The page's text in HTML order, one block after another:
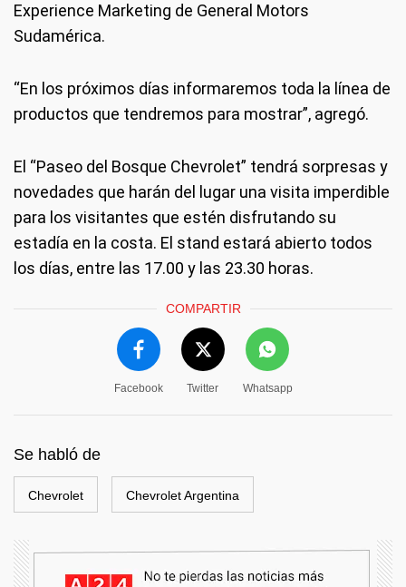
Experience Marketing de General Motors
Sudamérica.
“En los próximos días informaremos toda la línea de
productos que tendremos para mostrar”, agregó.
El “Paseo del Bosque Chevrolet” tendrá sorpresas y
novedades que harán del lugar una visita imperdible
para los visitantes que estén disfrutando su
estadía en la costa. El stand estará abierto todos
los días, entre las 17.00 y las 23.30 horas.
COMPARTIR
Facebook Twitter Whatsapp
Se habló de
Chevrolet Chevrolet Argentina